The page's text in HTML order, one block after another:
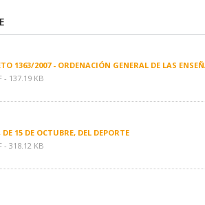
1363/2007 - ORDENACIÓN GENERAL DE LAS
- 137.19 KB
15 DE OCTUBRE, DEL DEPORTE
- 318.12 KB